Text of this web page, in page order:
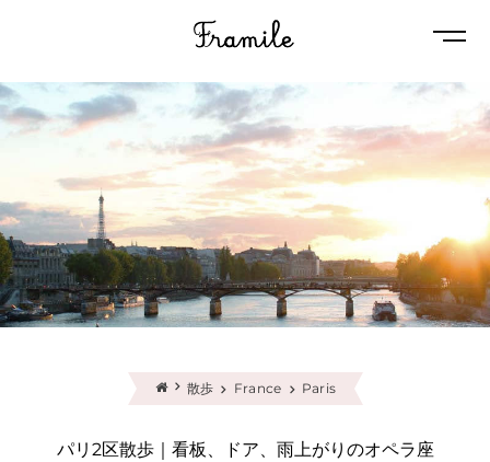
散歩 France Paris
パリ2区散歩｜看板、ドア、雨上がりのオペラ座